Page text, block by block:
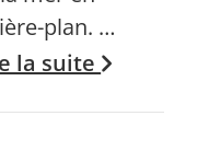
plan. …
la suite